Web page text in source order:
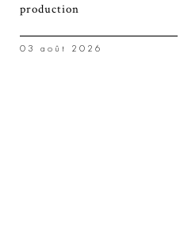
production
03 août 2026